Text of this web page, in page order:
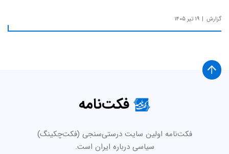
گزارش ۱۹ تیر ۱۴۰۵
فکت‌نامه
فکت‌نامه اولین سایت درستی‌سنجی (فکت‌چکینگ)
سیاسی درباره ایران است.